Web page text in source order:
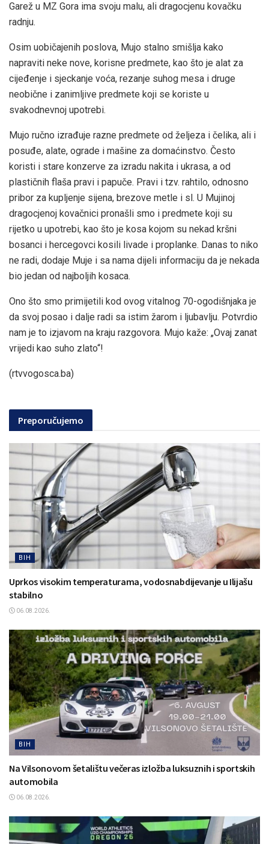
Garež u MZ Gora ima svoju malu, ali dragocjenu kovačku
radnju.
Osim uobičajenih poslova, Mujo stalno smišlja kako
napraviti neke nove, korisne predmete, kao što je alat za
cijeđenje i sjeckanje voća, rezanje suhog mesa i druge
neobične i zanimljive predmete koji se koriste u
svakodnevnoj upotrebi.
Mujo ručno izrađuje razne predmete od željeza i čelika, ali i
posuđe, alate, ograde i mašine za domaćinstvo. Često
koristi i stare konzerve za izradu nakita i ukrasa, a od
plastičnih flaša pravi i papuče. Pravi i tzv. rahtilo, odnosno
pribor za kupljenje sijena, brezove metle i sl. U Mujinoj
dragocjenoj kovačnici pronašli smo i predmete koji su
rijetko u upotrebi, kao što je kosa kojom su nekad kršni
bosanci i hercegovci kosili livade i proplanke. Danas to niko
ne radi, dodaje Muje i sa nama dijeli informaciju da je nekada
bio jedan od najboljih kosaca.
Ono što smo primijetili kod ovog vitalnog 70-ogodišnjaka je
da svoj posao i dalje radi sa istim žarom i ljubavlju. Potvrdio
nam je to izjavom na kraju razgovora. Mujo kaže: „Ovaj zanat
vrijedi kao suho zlato“!
(rtvvogosca.ba)
Preporučujemo
BIH
Uprkos visokim temperaturama, vodosnabdijevanje u Ilijašu
stabilno
06.08.2026.
BIH
Na Vilsonovom šetalištu večeras izložba luksuznih i sportskih
automobila
06.08.2026.